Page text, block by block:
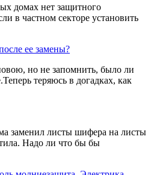
домах нет защитного
в частном секторе установить
ее замены?
но не запомнить, было ли
теряюсь в догадках, как
заменил листы шифера на листы
Надо ли что бы бы